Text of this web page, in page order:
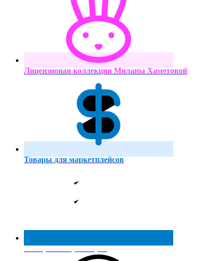
Лицензионая коллекция Миланы Хаметовой
Товары для маркетплейсов
Реестр МинПромТорга